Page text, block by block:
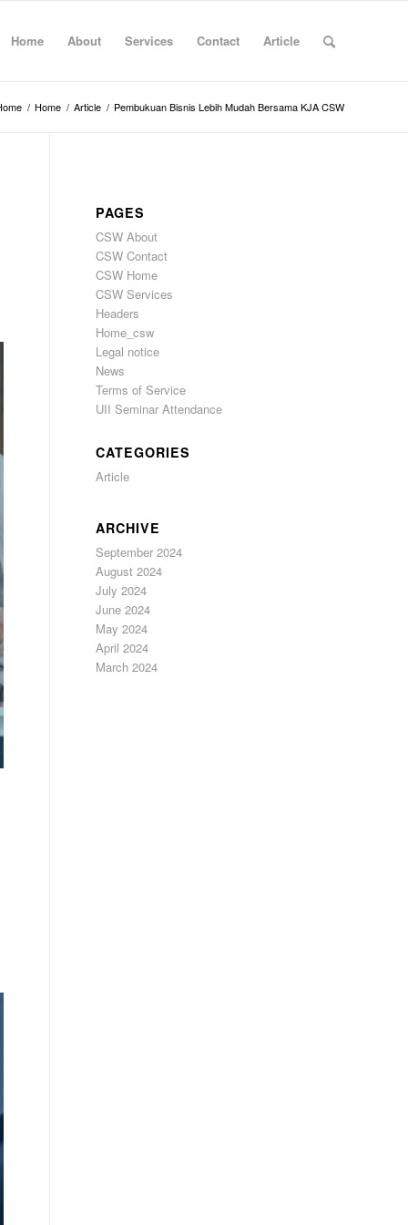
Home About Services Contact Article
/ Home / Article / Pembukuan Bisnis Lebih Mudah Bersama KJA CSW
PAGES
CSW About
CSW Contact
CSW Home
CSW Services
Headers
Home_csw
Legal notice
News
Terms of Service
UII Seminar Attendance
CATEGORIES
Article
ARCHIVE
September 2024
August 2024
July 2024
June 2024
May 2024
April 2024
March 2024